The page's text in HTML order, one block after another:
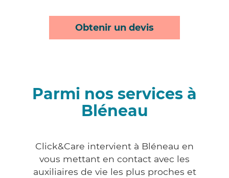
Obtenir un devis
Parmi nos services à
Bléneau
Click&Care intervient à Bléneau en
vous mettant en contact avec les
auxiliaires de vie les plus proches et